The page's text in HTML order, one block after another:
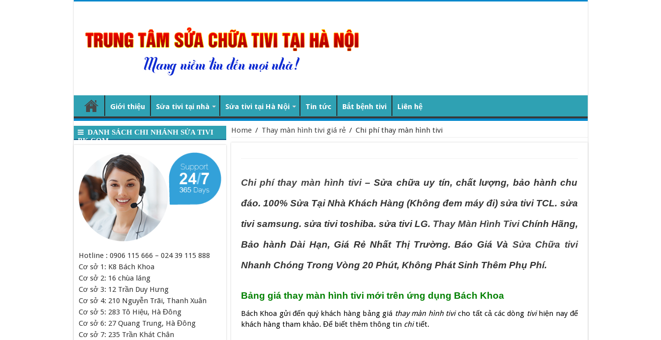
Giới thiệu Sửa tivi tại nhà Sửa tivi tại Hà Nội Tin tức Bắt bệnh tivi Liên hệ
Home / Thay màn hình tivi giá rẻ / Chi phí thay màn hình tivi
Chi phí thay màn hình tivi– Sửa chữa uy tín, chất lượng, bảo hành chu
đáo. 100% Sửa Tại Nhà Khách Hàng (Không đem máy đi) sửa tivi TCL. sửa
tivi samsung. sửa tivi toshiba. sửa tivi LG. Thay Màn Hình TiviChính Hãng,
Bảo hành Dài Hạn, Giá Rẻ Nhất Thị Trường. Báo Giá Và Sửa Chữa tivi
Nhanh Chóng Trong Vòng 20 Phút, Không Phát Sinh Thêm Phụ Phí.
Bảng giá thay màn hình tivi mới trên ứng dụng Bách Khoa
Bách Khoa gửi đến quý khách hàng bảng giá thay màn hình tivicho tất cả các dòng tivihiện nay để
khách hàng tham khảo. Để biết thêm thông tin chitiết.
DANH SÁCH CHI NHÁNH SỬA TIVI
BK.COM
Hotline : 0906 115 666 – 024 39 115 888
Cơ sở 1: K8 Bách Khoa
Cơ sở 2: 16 chùa láng
Cơ sở 3: 12 Trần Duy Hưng
Cơ sở 4: 210 Nguyễn Trãi, Thanh Xuân
Cơ sở 5: 283 Tô Hiệu, Hà Đông
Cơ sở 6: 27 Quang Trung, Hà Đông
Cơ sở 7: 235 Trần Khát Chân